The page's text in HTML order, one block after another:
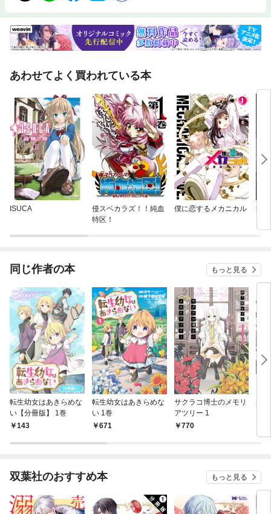
あわせてよく買われている本
ISUCA
侵スベカラズ！！純血
特区！
僕に恋するメカニカル
最
—
同じ作者の本 もっと見る
転生幼女はあきらめな
い【分冊版】 1巻
143
転生幼女はあきらめな
い 1巻
671
サクラコ博士のメモリ
アツリー 1
770
か
双葉社のおすすめ本 もっと見る